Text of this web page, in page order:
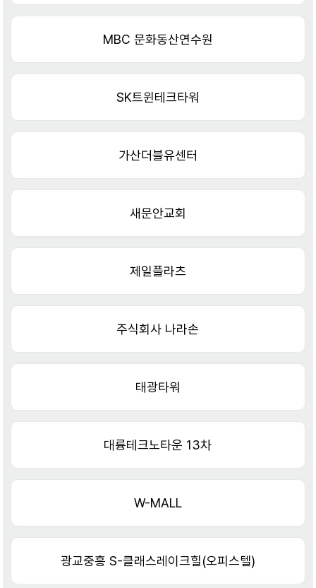
MBC 문화동산연수원
SK트윈테크타워
가산더블유센터
새문안교회
제일플라츠
주식회사 나라손
태광타워
대륭테크노타운 13차
W-MALL
광교중흥 S-클래스레이크힐(오피스텔)